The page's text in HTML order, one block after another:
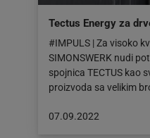
Tectus Energy za
#IMPULS | Za visoko
SIMONSWERK nudi
spojnica TECTUS kao
proizvoda sa velikim
Objava
07.09.2022